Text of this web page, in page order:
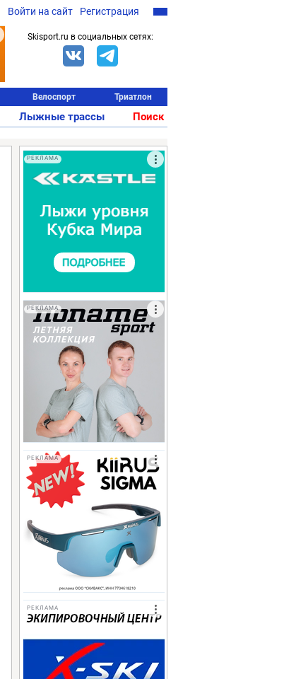
Войти на сайт Регистрация
Skisport.ru в социальных сетях:
Велоспорт Триатлон
Лыжные трассы Поиск
РЕКЛАМА
РЕКЛАМА
РЕКЛАМА
РЕКЛАМА